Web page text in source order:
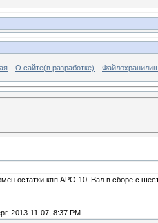
О сайте(в разработке)
остатки кпп АРО-10 .Вал в сборе с
2013-11-07, 8:37 PM